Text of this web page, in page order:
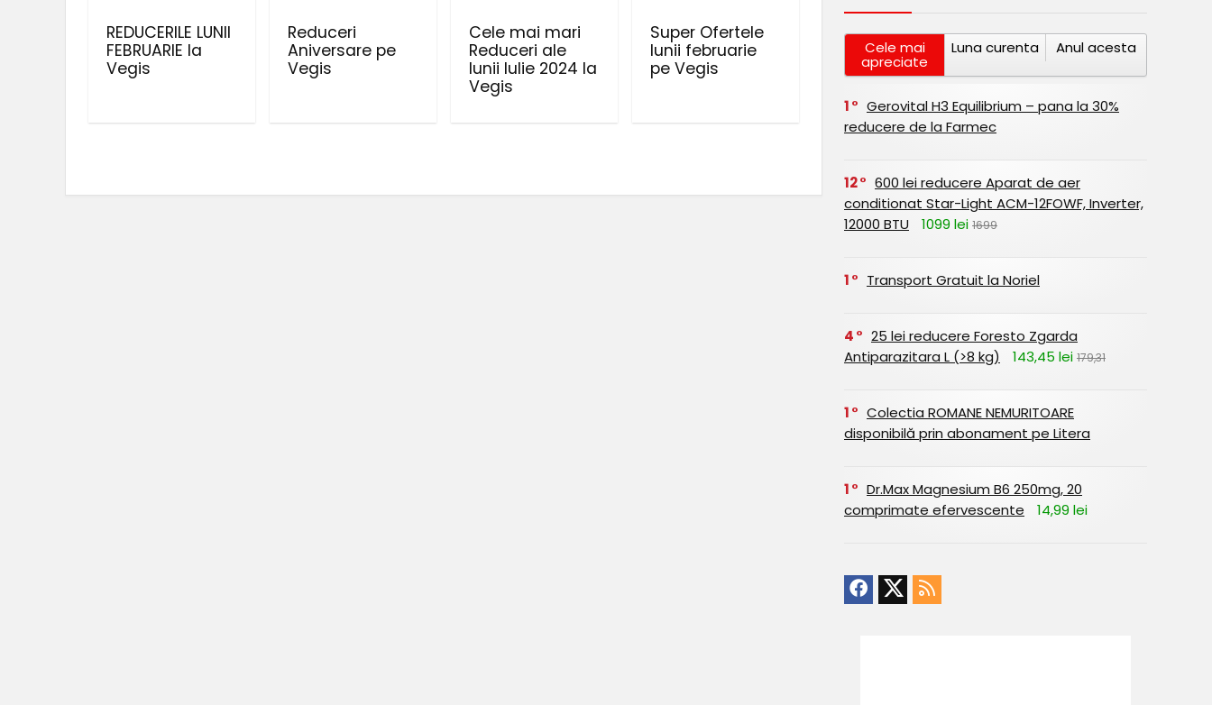
REDUCERILE LUNII
FEBRUARIE la
Vegis
Reduceri
Aniversare pe
Vegis
Cele mai mari
Reduceri ale
lunii Iulie 2024 la
Vegis
Super Ofertele
lunii februarie
pe Vegis
Cele mai
apreciate
Luna curenta Anul acesta
1
Gerovital H3 Equilibrium – pana la 30%
reducere de la Farmec
12
600 lei reducere Aparat de aer
conditionat Star-Light ACM-12FOWF, Inverter,
12000 BTU
1099 lei 1699
1 Transport Gratuit la Noriel
4
25 lei reducere Foresto Zgarda
Antiparazitara L (>8 kg)
143,45 lei 179,31
1
Colectia ROMANE NEMURITOARE
disponibilă prin abonament pe Litera
1
Dr.Max Magnesium B6 250mg, 20
comprimate efervescente
14,99 lei